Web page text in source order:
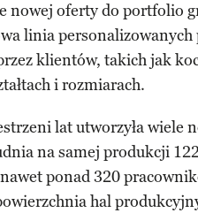
nowej oferty do portfolio
linia
klientów, takich jak
i rozmiarach.
lat utworzyła wiele
na samej produkcji
ponad 320
hal